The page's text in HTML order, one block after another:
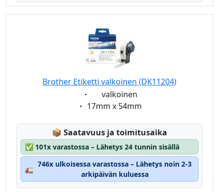
Brother Etiketti valkoinen (DK11204)
Eigenschaft:
valkoinen
Eigenschaft:
17mm x 54mm
📦 Lagerstatus:
Saatavuus ja toimitusaika
✅ 101x varastossa – Lähetys 24 tunnin sisällä
🚛
746x ulkoisessa varastossa – Lähetys noin 2-3
arkipäivän kuluessa